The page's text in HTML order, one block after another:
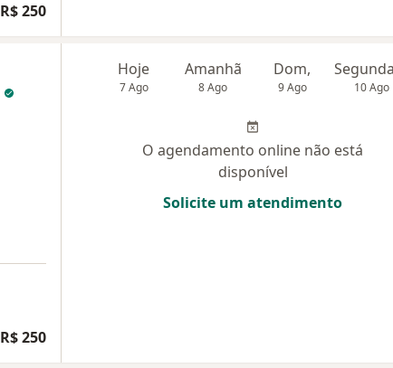
R$ 250
R$ 250
Hoje
7 Ago
Amanhã
8 Ago
Dom,
9 Ago 10 Ago
O agendamento online não está
disponível
Solicite um atendimento